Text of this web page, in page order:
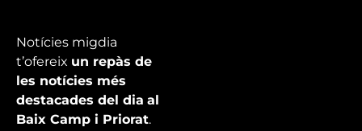
Notícies migdia
t’ofereix un repàs de
les notícies més
destacades del dia al
Baix Camp i Priorat.